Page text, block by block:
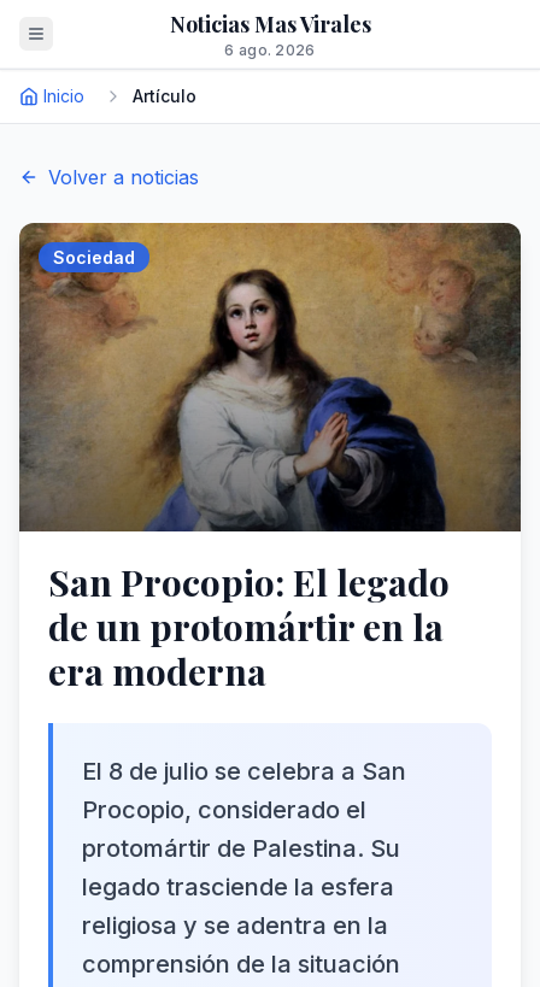
Noticias Mas Virales
6 ago. 2026
Inicio Artículo
Volver a noticias
Sociedad
San Procopio: El legado
de un protomártir en la
era moderna
El 8 de julio se celebra a San
Procopio, considerado el
protomártir de Palestina. Su
legado trasciende la esfera
religiosa y se adentra en la
comprensión de la situación